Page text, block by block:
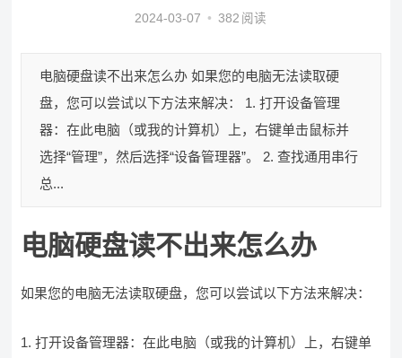
2024-03-07 • 382 阅读
电脑硬盘读不出来怎么办 如果您的电脑无法读取硬
盘，您可以尝试以下方法来解决： 1. 打开设备管理
器：在此电脑（或我的计算机）上，右键单击鼠标并
选择“管理”，然后选择“设备管理器”。 2. 查找通用串行
总...
电脑硬盘读不出来怎么办
如果您的电脑无法读取硬盘，您可以尝试以下方法来解决：
1. 打开设备管理器：在此电脑（或我的计算机）上，右键单